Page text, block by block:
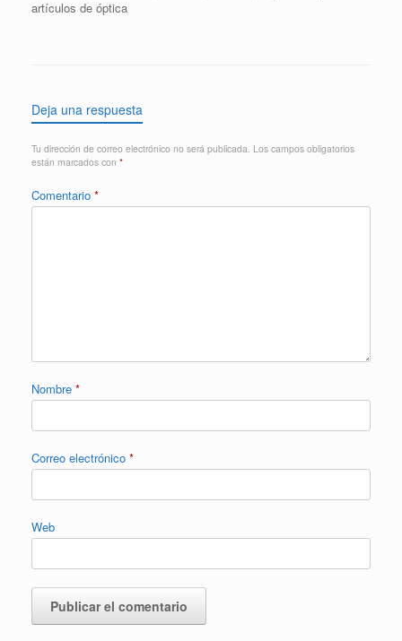
artículos de óptica
Deja una respuesta
Tu dirección de correo electrónico no será publicada. Los campos obligatorios
están marcados con *
Comentario *
Nombre *
Correo electrónico *
Web